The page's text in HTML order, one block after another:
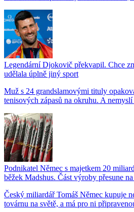
Legendární Djokovič překvapil. Chce
udělala úplně jiný sport
Muž s 24 grandslamovými tituly
tenisových zápasů na okruhu. A
Podnikatel Němec s majetkem 20
běžek Madshus. Část výroby přesune
Český miliardář Tomáš Němec kupuje
továrnu na světě, a má pro ni